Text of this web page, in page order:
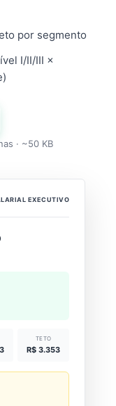
por segmento
I/II/III ×
· ~50 KB
EXECUTIVO
TETO
R$ 3.353